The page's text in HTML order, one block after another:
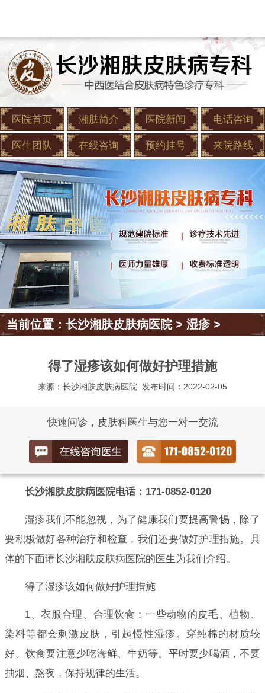
医院首页 湘肤简介 医院新闻 电话咨询
医生团队 在线咨询 预约挂号 来院路线
当前位置：长沙湘肤皮肤病医院>湿疹>
得了湿疹该如何做好护理措施
来源：长沙湘肤皮肤病医院 发布时间：2022-02-05
快速问诊，皮肤科医生与您一对一交流
长沙湘肤皮肤病医院电话：171-0852-0120
湿疹我们不能忽视，为了健康我们要提高警惕，除了
要积极做好各种治疗和检查，我们还要做好护理措施。具
体的下面请长沙湘肤皮肤病医院的医生为我们介绍。
得了湿疹该如何做好护理措施
1、衣服合理、合理饮食：一些动物的皮毛、植物、
染料等都会刺激皮肤，引起慢性湿疹。穿纯棉的材质较
好。饮食要注意少吃海鲜、牛奶等。平时要少喝酒，不要
抽烟、熬夜，保持规律的生活。